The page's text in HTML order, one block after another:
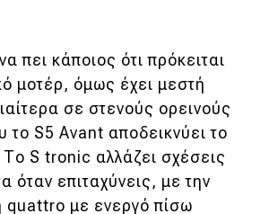
πει κάποιος ότι πρόκειται
μοτέρ, όμως έχει μεστή
σε στενούς ορεινούς
το S5 Avant αποδεικνύει το
S tronic αλλάζει σχέσεις
όταν επιταχύνεις, με την
quattro με ενεργό πίσω